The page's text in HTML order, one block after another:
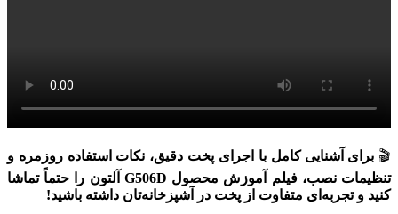
🎬 برای آشنایی کامل با اجرای پخت دقیق، نکات استفاده روزمره و
تنظیمات نصب، فیلم آموزش محصول G506D آلتون را حتماً تماشا
کنید و تجربه‌ای متفاوت از پخت در آشپزخانه‌تان داشته باشید!